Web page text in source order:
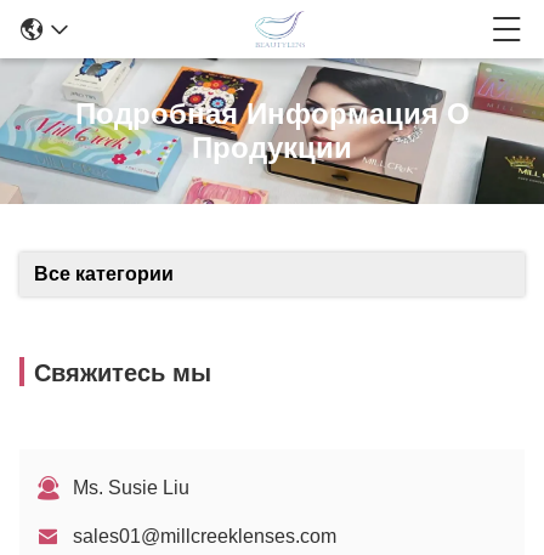
Подробная Информация О
Продукции
Все категории
Свяжитесь мы
Ms. Susie Liu
sales01@millcreeklenses.com